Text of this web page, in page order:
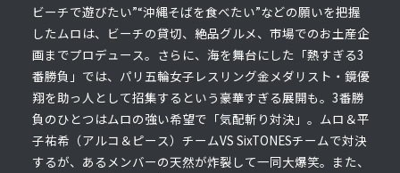
ビーチで遊びたい”“沖縄そばを食べたい”などの願いを把握
したムロは、ビーチの貸切、絶品グルメ、市場でのお土産企
画までプロデュース。さらに、海を舞台にした「熱すぎる3
番勝負」では、パリ五輪女子レスリング金メダリスト・鏡優
翔を助っ人として招集するという豪華すぎる展開も。3番勝
負のひとつはムロの強い希望で「気配斬り対決」。ムロ＆平
子祐希（アルコ＆ピース）チームVS SixTONESチームで対決
するが、あるメンバーの天然が炸裂して一同大爆笑。また、